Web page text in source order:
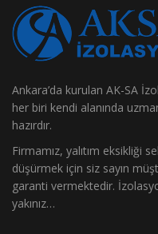
Ankara’da kurulan AK-SA
her biri kendi alanında
hazırdır.
Firmamız, yalıtım eksikliği
düşürmek için siz sayın
garanti vermektedir.
yakınız…